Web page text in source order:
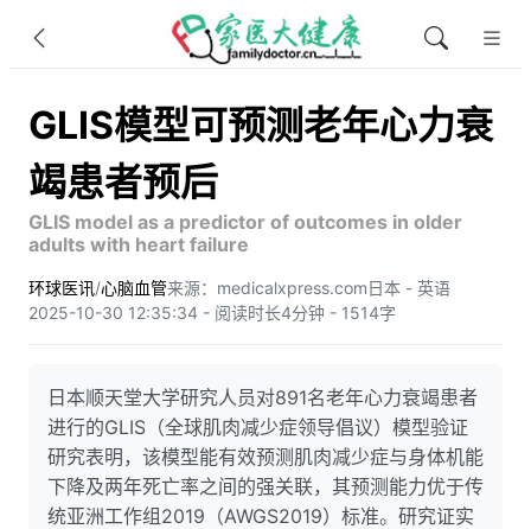
GLIS模型可预测老年心力衰
竭患者预后
GLIS model as a predictor of outcomes in older
adults with heart failure
环球医讯/心脑血管来源：medicalxpress.com日本 - 英语
2025-10-30 12:35:34 - 阅读时长4分钟 - 1514字
日本顺天堂大学研究人员对891名老年心力衰竭患者
进行的GLIS（全球肌肉减少症领导倡议）模型验证
研究表明，该模型能有效预测肌肉减少症与身体机能
下降及两年死亡率之间的强关联，其预测能力优于传
统亚洲工作组2019（AWGS2019）标准。研究证实